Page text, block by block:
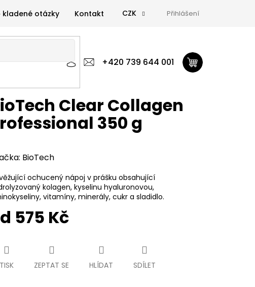
kladené otázky Kontakt CZK Přihlášení
+420 739 644 001
výživa Zdravá výživa Doplňky GymTime Magazín
výživa Doplňky
575 Kč
ochucený nápoj v prášku obsahující
kolagen, kyselinu hyaluronovou,
vitamíny, minerály, cukr a sladidlo.
TISK ZEPTAT SE HLÍDAT SDÍLET
Clear Collagen
350 g
BioTech